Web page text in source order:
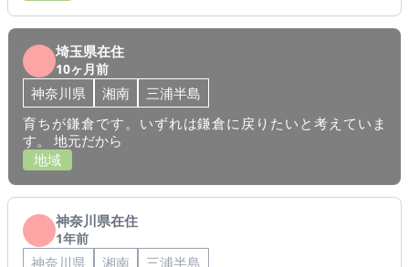
埼玉県在住
10ヶ月前
神奈川県 湘南
三浦半島
育ちが鎌倉です。いずれは鎌倉に戻りたいと考えていま
す。 地元だから
地域
神奈川県在住
1年前
神奈川県 湘南
三浦半島